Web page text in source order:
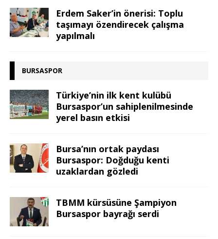
Erdem Saker’in önerisi: Toplu
taşımayı özendirecek çalışma
yapılmalı
BURSASPOR
Türkiye’nin ilk kent kulübü
Bursaspor’un sahiplenilmesinde
yerel basın etkisi
Bursa’nın ortak paydası
Bursaspor: Doğduğu kenti
uzaklardan gözledi
TBMM kürsüsüne Şampiyon
Bursaspor bayrağı serdi